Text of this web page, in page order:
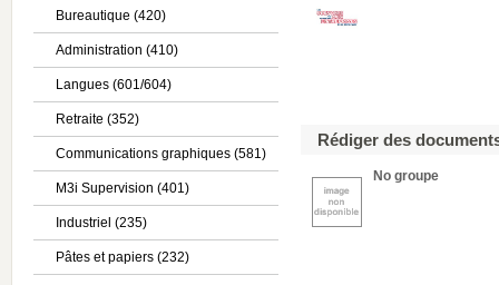
Bureautique (420)
Administration (410)
Langues (601/604)
Retraite (352)
Communications graphiques (581)
M3i Supervision (401)
Industriel (235)
Pâtes et papiers (232)
Rédiger des
No groupe